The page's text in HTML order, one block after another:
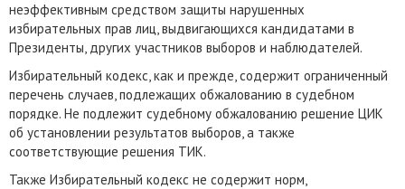
неэффективным средством защиты нарушенных
избирательных прав лиц, выдвигающихся кандидатами в
Президенты, других участников выборов и наблюдателей.
Избирательный кодекс, как и прежде, содержит ограниченный
перечень случаев, подлежащих обжалованию в судебном
порядке. Не подлежит судебному обжалованию решение ЦИК
об установлении результатов выборов, а также
соответствующие решения ТИК.
Также Избирательный кодекс не содержит норм,